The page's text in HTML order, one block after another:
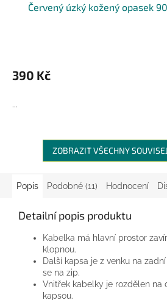
Červený úzký kožený opasek
390 Kč
...
ZOBRAZIT VŠECHNY
Popis Podobné (11) Hodnocení
Detailní popis produktu
Kabelka má hlavní prostor
klopnou.
Další kapsa je z venku na
se na zip.
Vnitřek kabelky je rozdělen na
kapsou.